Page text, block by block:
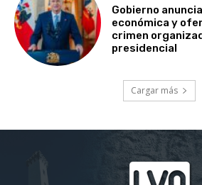
Gobierno
económica y
crimen
presidencial
Cargar más